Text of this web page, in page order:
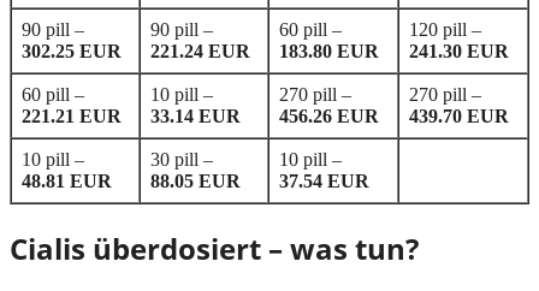
90 pill –
302.25 EUR
90 pill –
221.24 EUR
60 pill –
183.80 EUR
120 pill –
241.30 EUR
60 pill –
221.21 EUR
10 pill –
33.14 EUR
270 pill –
456.26 EUR
270 pill –
439.70 EUR
10 pill –
48.81 EUR
30 pill –
88.05 EUR
10 pill –
37.54 EUR
Cialis überdosiert – was tun?